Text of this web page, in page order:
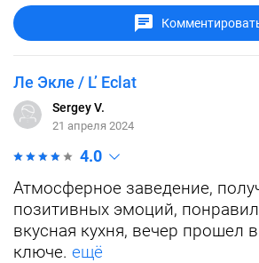
Ле Экле / L’ Eclat
Sergey V.
21 апреля 2024
4.0
Атмосферное заведение,
позитивных эмоций,
вкусная кухня, вечер прошел
ключе. ещё